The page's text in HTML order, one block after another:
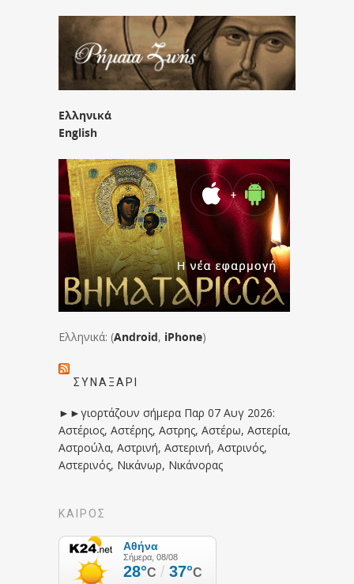
Ελληνικά
English
Ελληνικά: (Android, iPhone)
ΣΥΝΑΞΆΡΙ
►►γιορτάζουν σήμερα Παρ 07 Αυγ 2026:
Αστέριος, Αστέρης, Αστρης, Αστέρω, Αστερία,
Αστρούλα, Αστρινή, Αστερινή, Αστρινός,
Αστερινός, Νικάνωρ, Νικάνορας
ΚΑΙΡΟΣ